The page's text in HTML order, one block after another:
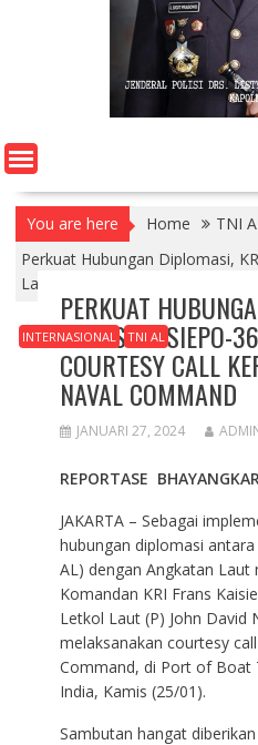
You are here Home
TNI
Perkuat Hubungan Diplomasi,
Laksanakan Courtesy Call
INTERNASIONAL TNI AL
PERKUAT
FRANS KAISIEPO-
COURTESY CALL
NAVAL COMMAND
JANUARI 27, 2024
REPORTASE
JAKARTA – Sebagai
hubungan diplomasi
AL) dengan Angkatan Laut
Komandan KRI Frans
Letkol Laut (P) John David
melaksanakan courtesy
Command, di Port of Boat
India, Kamis (25/01).
Sambutan hangat